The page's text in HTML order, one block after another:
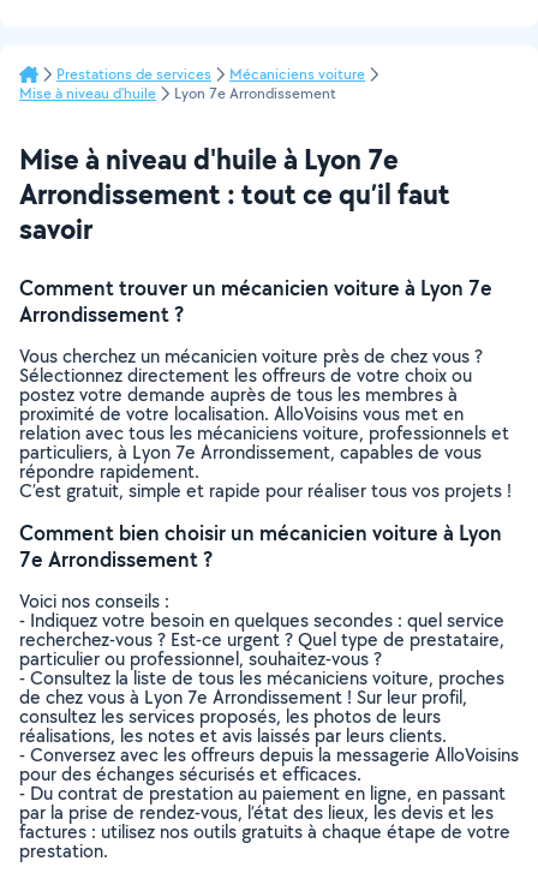
Prestations de services
Mécaniciens voiture
Mise à niveau d'huile
Lyon 7e Arrondissement
Mise à niveau d'huile à Lyon 7e
Arrondissement : tout ce qu’il faut
savoir
Comment trouver un mécanicien voiture à Lyon 7e
Arrondissement ?
Vous cherchez un mécanicien voiture près de chez vous ?
Sélectionnez directement les offreurs de votre choix ou
postez votre demande auprès de tous les membres à
proximité de votre localisation. AlloVoisins vous met en
relation avec tous les mécaniciens voiture, professionnels et
particuliers, à Lyon 7e Arrondissement, capables de vous
répondre rapidement.
C’est gratuit, simple et rapide pour réaliser tous vos projets !
Comment bien choisir un mécanicien voiture à Lyon
7e Arrondissement ?
Voici nos conseils :
- Indiquez votre besoin en quelques secondes : quel service
recherchez-vous ? Est-ce urgent ? Quel type de prestataire,
particulier ou professionnel, souhaitez-vous ?
- Consultez la liste de tous les mécaniciens voiture, proches
de chez vous à Lyon 7e Arrondissement ! Sur leur profil,
consultez les services proposés, les photos de leurs
réalisations, les notes et avis laissés par leurs clients.
- Conversez avec les offreurs depuis la messagerie AlloVoisins
pour des échanges sécurisés et efficaces.
- Du contrat de prestation au paiement en ligne, en passant
par la prise de rendez-vous, l’état des lieux, les devis et les
factures : utilisez nos outils gratuits à chaque étape de votre
prestation.